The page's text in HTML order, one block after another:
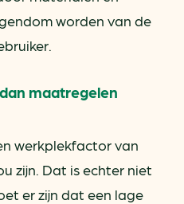
worden van de
maatregelen
werkplekfactor van
zijn. Dat is echter niet
er zijn dat een lage